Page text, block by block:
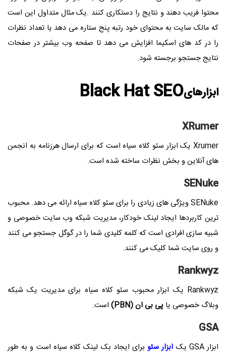
محتوا فریب دهند و نتایج را دستکاری کنند .یک مثال متداول این است
که مالک سایت به محتوای خود رتبه پنج ستاره می دهد یا تعداد نظرات
را در کد های اسکیما افزایش می دهد تا صفحه وب بیشتر در صفحات
نتایج جستجو برجسته شود.
ابزارهایBlack Hat SEO
XRumer
Xrumer یک ابزار سئو کلاه سیاه است که برای ارسال هرزنامه به انجمن
های آنلاین و بخش نظرات ساخته شده است.
SENuke
SENuke ویژگی های زیادی را برای سئو کلاه سیاه ارائه می دهد. محبوب
ترین کاربردها ایجاد لینک خودکار، مدیریت شبکه وب سایت خصوصی و
شبیه سازی افرادی است که کلمه کلیدی شما را در گوگل جستجو می کنند
و روی سایت شما کلیک می کنند.
Rankwyz
Rankwyz یک ابزار محبوب سئو کلاه سیاه برای مدیریت یک شبکه
وبلاگ خصوصی یا پی بی ان(PBN) است.
GSA
ابزار GSA یک ابزار سئوبرای ایجاد بک لینک کلاه سیاه است و به طور